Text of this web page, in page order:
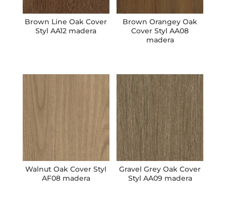
Brown Line Oak Cover
Styl AA12 madera
Brown Orangey Oak
Cover Styl AA08
madera
Walnut Oak Cover Styl
AF08 madera
Gravel Grey Oak Cover
Styl AA09 madera